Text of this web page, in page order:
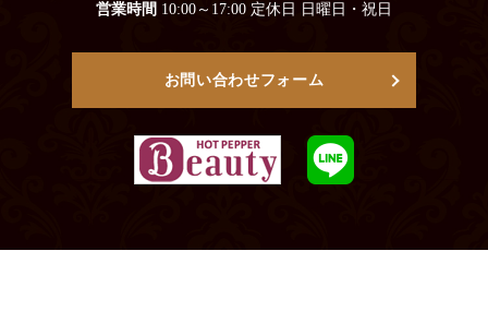
営業時間 10:00～17:00 定休日 日曜日・祝日
お問い合わせフォーム